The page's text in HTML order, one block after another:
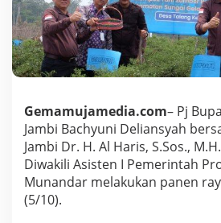
P
j
u
p
a
i
M
u
a
r
o
Gemamujamedia.com– Pj
Jambi Bachyuni Deliansyah
Jambi Dr. H. Al Haris, S.Sos.,
Diwakili Asisten I Pemerintah
Munandar melakukan panen
(5/10).